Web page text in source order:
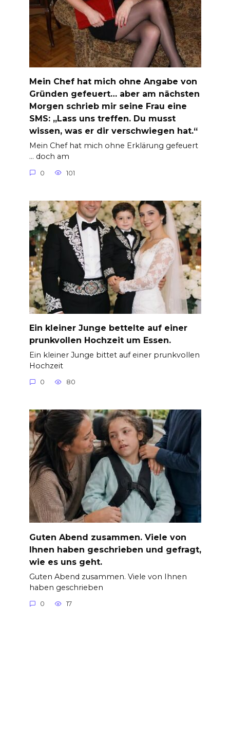
Mein Chef hat mich ohne Angabe von
Gründen gefeuert… aber am nächsten
Morgen schrieb mir seine Frau eine
SMS: „Lass uns treffen. Du musst
wissen, was er dir verschwiegen hat.“
Mein Chef hat mich ohne Erklärung gefeuert
… doch am
0 101
Ein kleiner Junge bettelte auf einer
prunkvollen Hochzeit um Essen.
Ein kleiner Junge bittet auf einer prunkvollen
Hochzeit
0 80
Guten Abend zusammen. Viele von
Ihnen haben geschrieben und gefragt,
wie es uns geht.
Guten Abend zusammen. Viele von Ihnen
haben geschrieben
0 17